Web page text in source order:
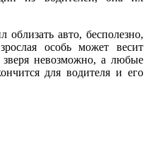
авто, бесполезно,
особь может весит
зверя невозможно, а любые
для водителя и его